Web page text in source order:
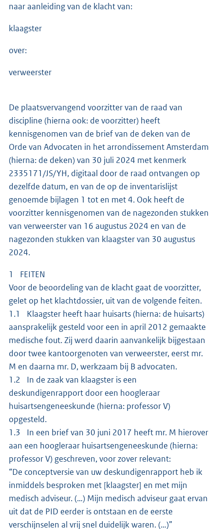
naar aanleiding van de klacht van:
klaagster
over:
verweerster
De plaatsvervangend voorzitter van de raad van
discipline (hierna ook: de voorzitter) heeft
kennisgenomen van de brief van de deken van de
Orde van Advocaten in het arrondissement Amsterdam
(hierna: de deken) van 30 juli 2024 met kenmerk
2335171/JS/YH, digitaal door de raad ontvangen op
dezelfde datum, en van de op de inventarislijst
genoemde bijlagen 1 tot en met 4. Ook heeft de
voorzitter kennisgenomen van de nagezonden stukken
van verweerster van 16 augustus 2024 en van de
nagezonden stukken van klaagster van 30 augustus
2024.
1 FEITEN
Voor de beoordeling van de klacht gaat de voorzitter,
gelet op het klachtdossier, uit van de volgende feiten.
1.1 Klaagster heeft haar huisarts (hierna: de huisarts)
aansprakelijk gesteld voor een in april 2012 gemaakte
medische fout. Zij werd daarin aanvankelijk bijgestaan
door twee kantoorgenoten van verweerster, eerst mr.
M en daarna mr. D, werkzaam bij B advocaten.
1.2 In de zaak van klaagster is een
deskundigenrapport door een hoogleraar
huisartsengeneeskunde (hierna: professor V)
opgesteld.
1.3 In een brief van 30 juni 2017 heeft mr. M hierover
aan een hoogleraar huisartsengeneeskunde (hierna:
professor V) geschreven, voor zover relevant:
“De conceptversie van uw deskundigenrapport heb ik
inmiddels besproken met [klaagster] en met mijn
medisch adviseur. (…) Mijn medisch adviseur gaat ervan
uit dat de PID eerder is ontstaan en de eerste
verschijnselen al vrij snel duidelijk waren. (…)”